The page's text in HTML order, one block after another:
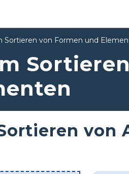
Sortieren von Formen und
von